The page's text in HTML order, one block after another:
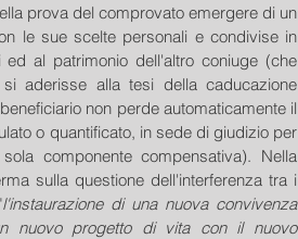
prova del comprovato emergere di un
le sue scelte personali e condivise in
al patrimonio dell'altro coniuge (che
aderisse alla tesi della caducazione
non perde automaticamente il
o quantificato, in sede di giudizio per
componente compensativa). Nella
sulla questione dell'interferenza tra i
l'instaurazione di una nuova convivenza
nuovo progetto di vita con il nuovo